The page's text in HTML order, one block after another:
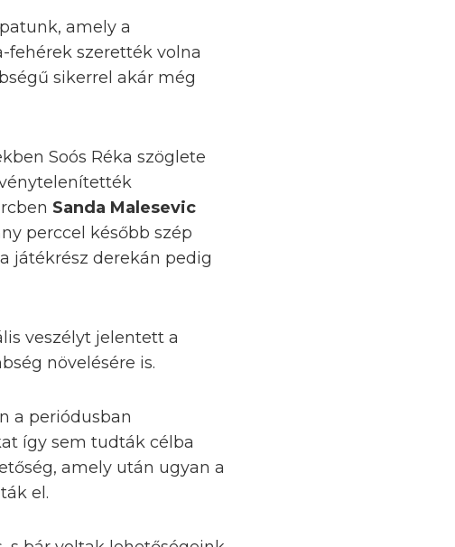
amely a
fehérek szerették volna
sikerrel akár még
Soós Réka szöglete
Sanda Malesevic
perccel később szép
játékrész derekán pedig
veszélyt jelentett a
növelésére is.
a periódusban
így sem tudták célba
amely után ugyan a
el.